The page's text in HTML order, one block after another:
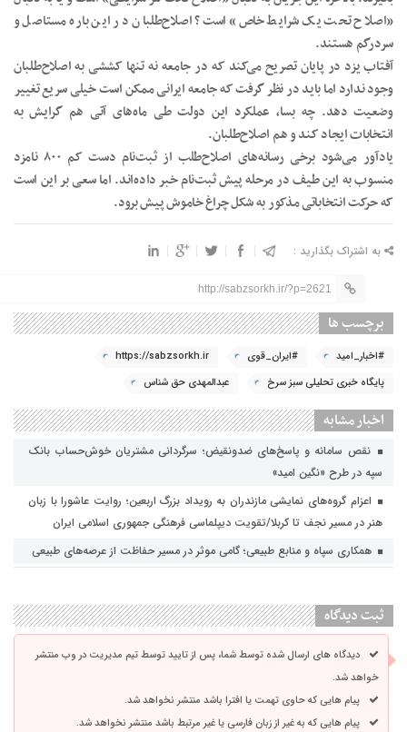
«اصلاح تحت یک شرایط خاص» است؟ اصلاح‌طلبان در این باره مستاصل و
سردرگم هستند.
آفتاب یزد در پایان تصریح می‌کند که در جامعه نه تنها کششی به اصلاح‌طلبان
وجود ندارد اما باید در نظر گرفت که جامعه ایرانی ممکن است خیلی سریع تغییر
وضعیت دهد. چه بسا، عملکرد این دولت طی ماه‌های آتی هم گرایش به
انتخابات ایجاد کند و هم اصلاح‌طلبان.
یادآور می‌شود برخی رسانه‌های اصلاح‌طلب از ثبت‌نام دست کم ۸۰۰ نامزد
منسوب به این طیف در مرحله پیش ثبت‌نام خبر داده‌اند. اما سعی بر این است
که حرکت انتخاباتی مذکور به شکل چراغ خاموش پیش برود.
به اشتراک بگذارید :
http://sabzsorkh.ir/?p=2621
برچسب ها
#اخبار_امید #ایران_قوی
https://sabzsorkh.ir
پایگاه خبری تحلیلی سبز سرخ
عبدالمهدی حق شناس
اخبار مشابه
نقص سامانه و پاسخ‌های ضدونقیض؛ سرگردانی مشتریان خوش‌حساب بانک
سپه در طرح «نگین امید»
اعزام گروه‌های نمایشی مازندران به رویداد بزرگ اربعین؛ روایت عاشورا با زبان
هنر در مسیر نجف تا کربلا/تقویت دیپلماسی فرهنگی جمهوری اسلامی ایران
همکاری سپاه و منابع طبیعی؛ گامی موثر در مسیر حفاظت از عرصه‌های طبیعی
ثبت دیدگاه
دیدگاه های ارسال شده توسط شما، پس از تایید توسط تیم مدیریت در وب منتشر
خواهد شد.
پیام هایی که حاوی تهمت یا افترا باشد منتشر نخواهد شد.
پیام هایی که به غیر از زبان فارسی یا غیر مرتبط باشد منتشر نخواهد شد.